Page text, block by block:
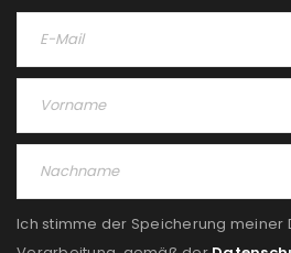
Ich stimme der Speicherung meiner